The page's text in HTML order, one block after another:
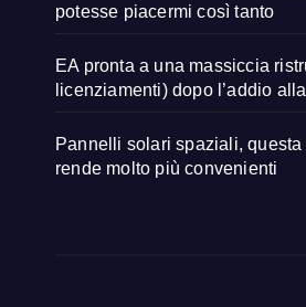
potesse piacermi così tanto
EA pronta a una massiccia
licenziamenti) dopo l’addio
Pannelli solari spaziali,
rende molto più convenienti